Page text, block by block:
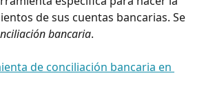
de sus cuentas bancarias. Se
bancaria.